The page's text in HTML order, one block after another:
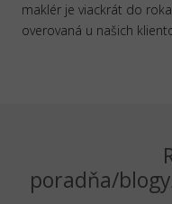
maklér je viackrát do
overovaná u našich
poradňa/